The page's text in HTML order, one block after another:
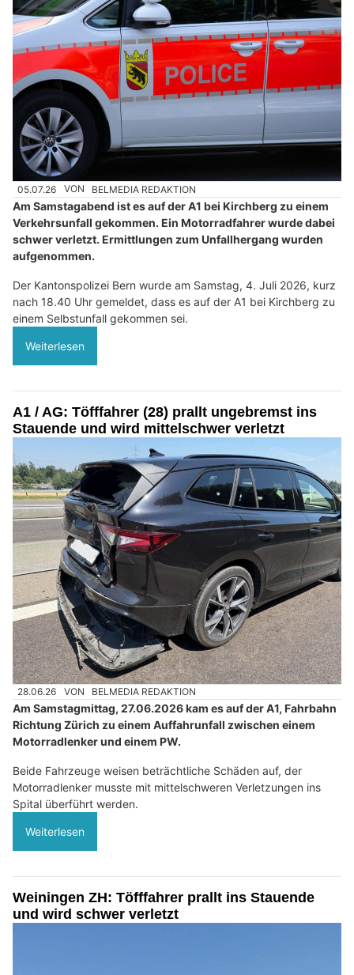
05.07.26 VON BELMEDIA REDAKTION
Am Samstagabend ist es auf der A1 bei Kirchberg zu einem
Verkehrsunfall gekommen. Ein Motorradfahrer wurde dabei
schwer verletzt. Ermittlungen zum Unfallhergang wurden
aufgenommen.
Der Kantonspolizei Bern wurde am Samstag, 4. Juli 2026, kurz
nach 18.40 Uhr gemeldet, dass es auf der A1 bei Kirchberg zu
einem Selbstunfall gekommen sei.
Weiterlesen
A1 / AG: Töfffahrer (28) prallt ungebremst ins
Stauende und wird mittelschwer verletzt
28.06.26 VON BELMEDIA REDAKTION
Am Samstagmittag, 27.06.2026 kam es auf der A1, Fahrbahn
Richtung Zürich zu einem Auffahrunfall zwischen einem
Motorradlenker und einem PW.
Beide Fahrzeuge weisen beträchtliche Schäden auf, der
Motorradlenker musste mit mittelschweren Verletzungen ins
Spital überführt werden.
Weiterlesen
Weiningen ZH: Töfffahrer prallt ins Stauende
und wird schwer verletzt